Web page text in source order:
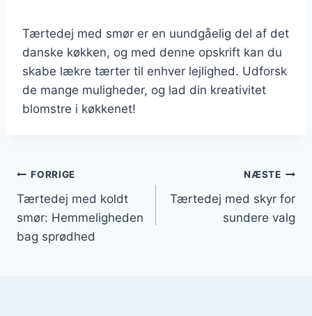
Tærtedej med smør er en uundgåelig del af det
danske køkken, og med denne opskrift kan du
skabe lækre tærter til enhver lejlighed. Udforsk
de mange muligheder, og lad din kreativitet
blomstre i køkkenet!
Indlægsnavigation
FORRIGE
Tærtedej med koldt
smør: Hemmeligheden
bag sprødhed
NÆSTE
Tærtedej med skyr for
sundere valg